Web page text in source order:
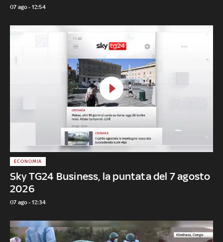
07 ago - 12:54
Sky TG24 Business, la puntata del 7 agosto
2026
ECONOMIA
07 ago - 12:34